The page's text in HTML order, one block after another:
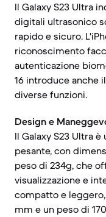
Il Galaxy S23 Ultra
digitali ultrasonico
rapido e sicuro.
riconoscimento
autenticazione
16 introduce anche
diverse funzioni.
Design e
Il Galaxy S23 Ultra
pesante, con
peso di 234g, che
visualizzazione e
compatto e leggero,
mm e un peso di